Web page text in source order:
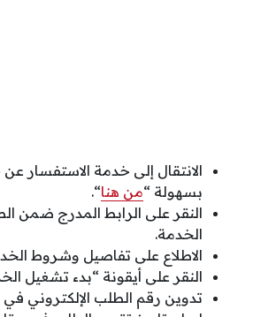
الانتقال إلى خدمة الاستفسار
بسهولة “من هنا“.
النقر على الرابط المدرج ضمن
الخدمة.
الاطلاع على تفاصيل وشروط
النقر على أيقونة “بدء تشغيل
تدوين رقم الطلب الإلكتروني